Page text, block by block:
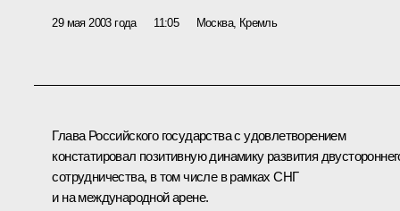
29 мая 2003 года 11:05 Москва, Кремль
Глава Российского государства с удовлетворением
констатировал позитивную динамику развития
сотрудничества, в том числе в рамках СНГ
и на международной арене.